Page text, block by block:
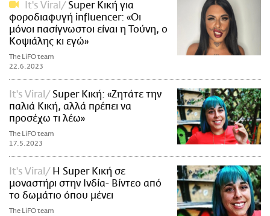
It's Viral
Super Κική για
φοροδιαφυγή influencer: «Οι
μόνοι πασίγνωστοι είναι η Τούνη, ο
Κοψιάλης κι εγώ»
The LiFO team
22.6.2023
It's Viral
Super Κική: «Ζητάτε την
παλιά Κική, αλλά πρέπει να
προσέχω τι λέω»
The LiFO team
17.5.2023
It's Viral
Η Super Κική σε
μοναστήρι στην Ινδία- Βίντεο από
το δωμάτιο όπου μένει
The LiFO team